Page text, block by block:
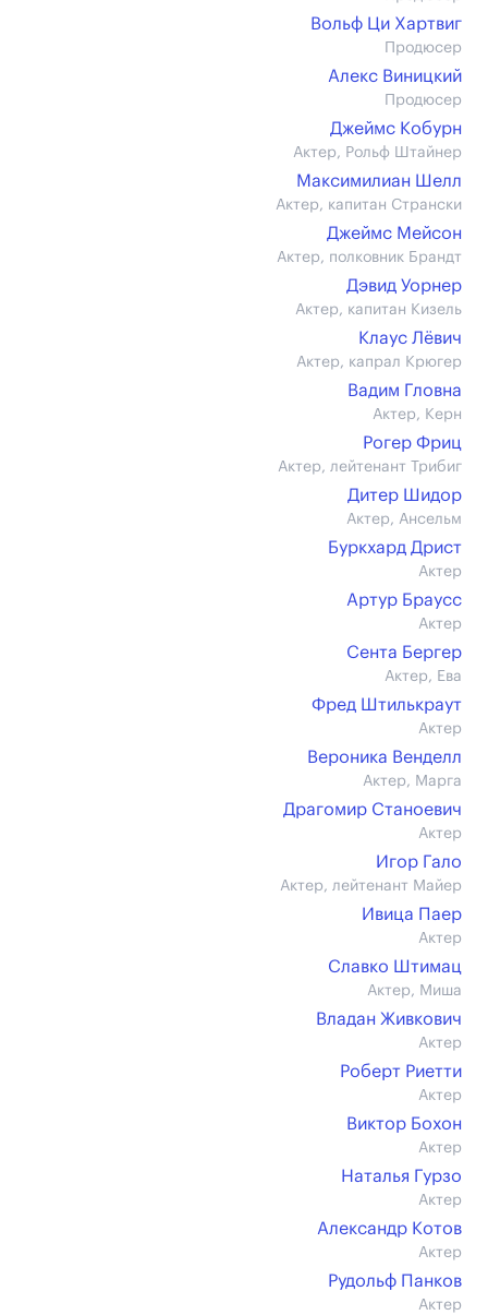
Вольф Ци Хартвиг
Продюсер
Алекс Виницкий
Продюсер
Джеймс Кобурн
Актер, Рольф Штайнер
Максимилиан Шелл
Актер, капитан Странски
Джеймс Мейсон
Актер, полковник Брандт
Дэвид Уорнер
Актер, капитан Кизель
Клаус Лёвич
Актер, капрал Крюгер
Вадим Гловна
Актер, Керн
Рогер Фриц
Актер, лейтенант Трибиг
Дитер Шидор
Актер, Ансельм
Буркхард Дрист
Актер
Артур Браусс
Актер
Сента Бергер
Актер, Ева
Фред Штилькраут
Актер
Вероника Венделл
Актер, Марга
Драгомир Станоевич
Актер
Игор Гало
Актер, лейтенант Майер
Ивица Паер
Актер
Славко Штимац
Актер, Миша
Владан Живкович
Актер
Роберт Риетти
Актер
Виктор Бохон
Актер
Наталья Гурзо
Актер
Александр Котов
Актер
Рудольф Панков
Актер